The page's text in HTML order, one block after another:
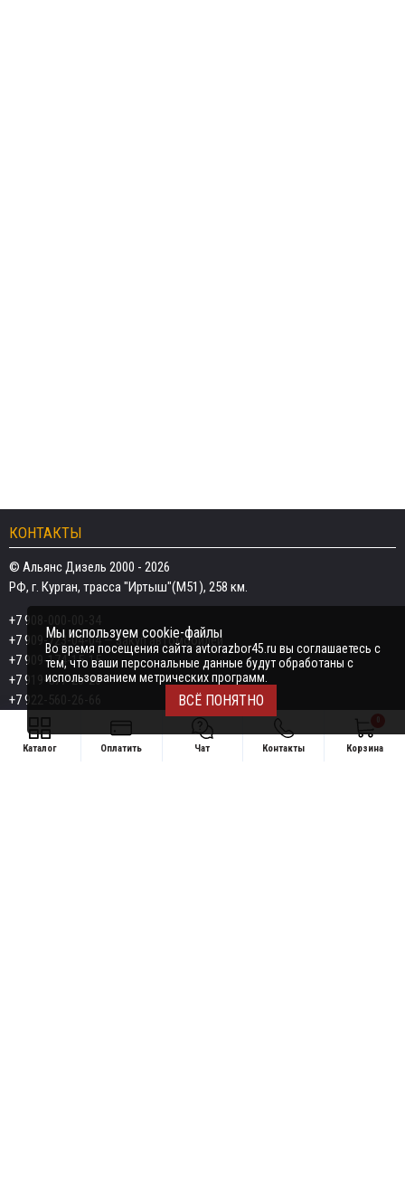
КОНТАКТЫ
© Альянс Дизель 2000 - 2026
РФ, г. Курган, трасса "Иртыш"(М51), 258 км.
+7 908-000-00-34
+7 909-723-04-04— закуп автомобилей
+7 909-174-15-15
+7 919-577-20-20
+7 922-560-26-66
Email:razborka45@mail.ru
ИП Дёмин Даниил Владимирович
Каталог Оплатить Чат Контакты Корзина
Мы используем cookie-файлы
Во время посещения сайта avtorazbor45.ru вы соглашаетесь с
тем, что ваши персональные данные будут обработаны с
использованием метрических программ.
ВСЁ ПОНЯТНО